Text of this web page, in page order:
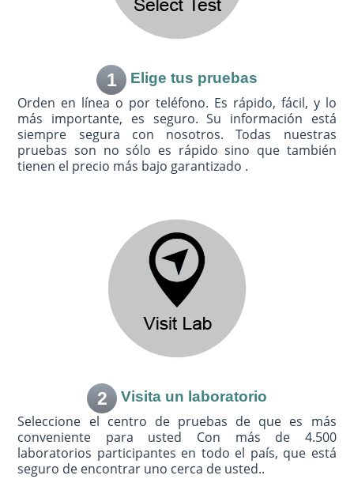
1 Elige tus pruebas
Orden en línea o por teléfono. Es rápido, fácil, y lo
más importante, es seguro. Su información está
siempre segura con nosotros. Todas nuestras
pruebas son no sólo es rápido sino que también
tienen el precio más bajo garantizado .
2 Visita un laboratorio
Seleccione el centro de pruebas de que es más
conveniente para usted Con más de 4.500
laboratorios participantes en todo el país, que está
seguro de encontrar uno cerca de usted..